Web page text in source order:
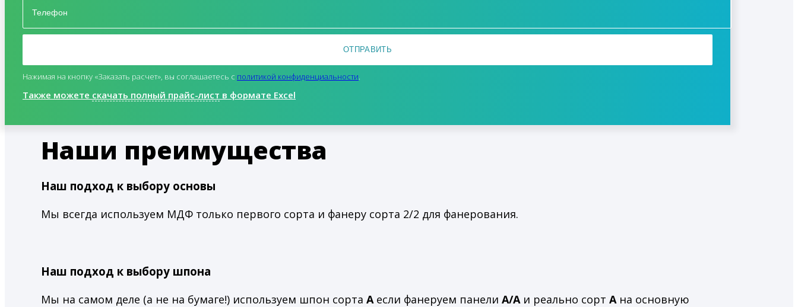
Нажимая на кнопку «Заказать расчет», вы соглашаетесь c политикой конфиденциальности.
Также можете скачать полный прайс-лист в формате Excel
Наши преимущества
Наш подход к выбору основы
Мы всегда используем МДФ только первого сорта и фанеру сорта 2/2 для фанерования.
Наш подход к выбору шпона
Мы на самом деле (а не на бумаге!) используем шпон сорта А если фанеруем панели А/А и реально сорт А на основную